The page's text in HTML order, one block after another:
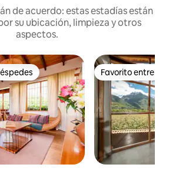
de acuerdo: estas estadías están
su ubicación, limpieza y otros
aspectos.
preferido Favorito entre
Favorito entre